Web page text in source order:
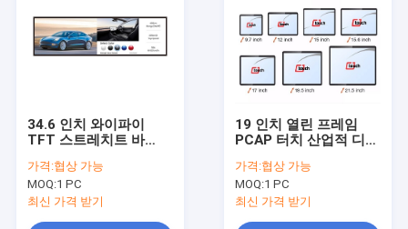
34.6 인치 와이파이
TFT 스트레치트 바
바깥변두리 스트레치트
바 LCD 스크린
가격:협상 가능
MOQ:1 PC
최신 가격 받기
19 인치 열린 프레임
PCAP 터치 산업적 디스
스크린 모니터
가격:협상 가능
MOQ:1 PC
최신 가격 받기